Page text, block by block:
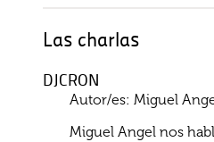
Las charlas
DJCRON
Autor/es: Miguel
Miguel Angel nos